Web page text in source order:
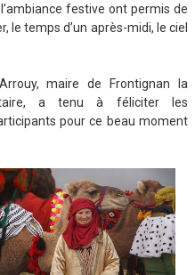
festive ont permis de
le temps d’un après-midi, le ciel
maire de Frontignan la
a tenu à féliciter les
pour ce beau moment